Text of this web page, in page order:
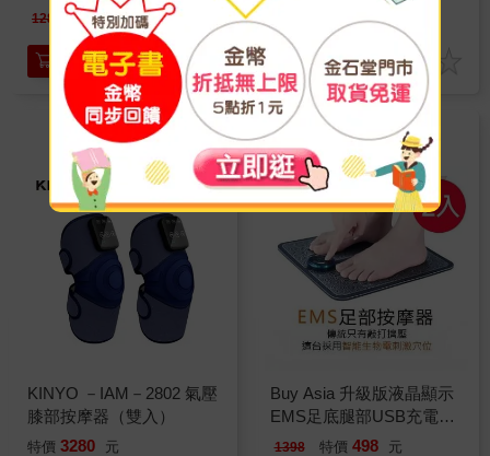
器(BPB-M27LU)
1280 特價 1090 元
加入購物車
元
加入購物車
KINYO －IAM－2802 氣壓
膝部按摩器（雙入）
特價 3280 元
Buy Asia 升級版液晶顯示
EMS足底腿部USB充電按
摩墊(超值2入組)
1398 特價 498 元